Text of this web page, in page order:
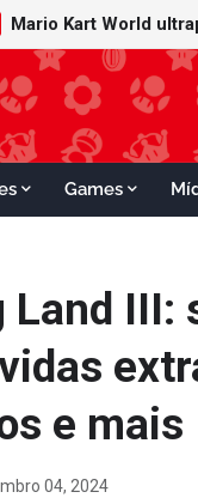
Minecraft ganha
Games
Land
e mais
04, 2024